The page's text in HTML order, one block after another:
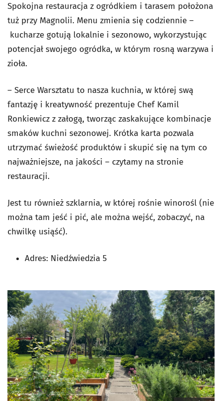
Spokojna restauracja z ogródkiem i tarasem położona
tuż przy Magnolii. Menu zmienia się codziennie –
kucharze gotują lokalnie i sezonowo, wykorzystując
potencjał swojego ogródka, w którym rosną warzywa i
zioła.
– Serce Warsztatu to nasza kuchnia, w której swą
fantazję i kreatywność prezentuje Chef Kamil
Ronkiewicz z załogą, tworząc zaskakujące kombinacje
smaków kuchni sezonowej. Krótka karta pozwala
utrzymać świeżość produktów i skupić się na tym co
najważniejsze, na jakości – czytamy na stronie
restauracji.
Jest tu również szklarnia, w której rośnie winorośl (nie
można tam jeść i pić, ale można wejść, zobaczyć, na
chwilkę usiąść).
Adres: Niedźwiedzia 5